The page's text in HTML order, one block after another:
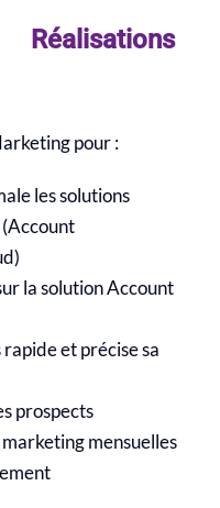
pour :
les solutions
(Account
la solution Account
et précise sa
prospects
mensuelles